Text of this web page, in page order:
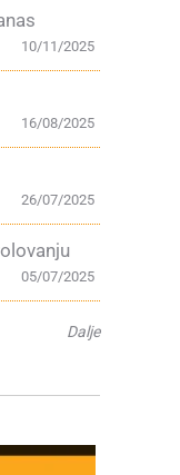
10/11/2025
16/08/2025
26/07/2025
05/07/2025
Dalje